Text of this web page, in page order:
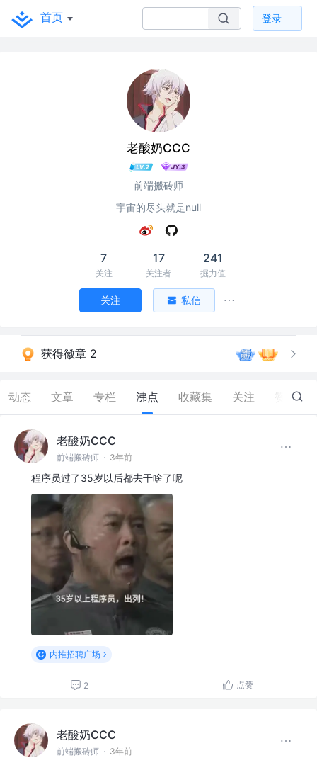
首页 登录
老酸奶CCC
前端搬砖师
宇宙的尽头就是null
7
关注
17
关注者
241
掘力值
关注 私信
获得徽章 2
动态 文章 专栏 沸点 收藏集 关注 16
老酸奶CCC
前端搬砖师 · 3年前
程序员过了35岁以后都去干啥了呢
内推招聘广场
2 点赞
老酸奶CCC
前端搬砖师 · 3年前